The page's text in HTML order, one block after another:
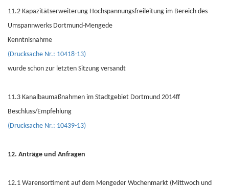
11.2 Kapazitätserweiterung Hochspannungsfreileitung im Bereich des
Umspannwerks Dortmund-Mengede
Kenntnisnahme
(Drucksache Nr.: 10418-13)
wurde schon zur letzten Sitzung versandt
11.3 Kanalbaumaßnahmen im Stadtgebiet Dortmund 2014ff
Beschluss/Empfehlung
(Drucksache Nr.: 10439-13)
12. Anträge und Anfragen
12.1 Warensortiment auf dem Mengeder Wochenmarkt (Mittwoch und